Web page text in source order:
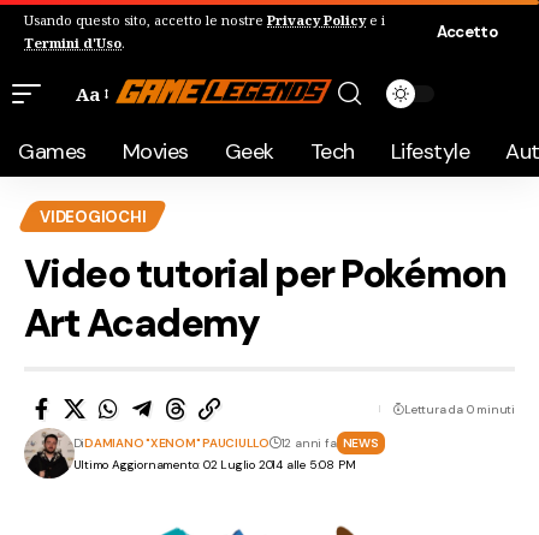
Usando questo sito, accetto le nostre Privacy Policye i
Termini d'Uso.
Accetto
Aa
Games Movies Geek Tech Lifestyle
VIDEOGIOCHI
Video tutorial per Pokémon
Art Academy
Ultimo Aggiornamento: 02 Luglio 2014 alle 5:08 PM
DiDAMIANO "XENOM" PAUCIULLO 12 anni fa NEWS
Lettura da 0 minuti